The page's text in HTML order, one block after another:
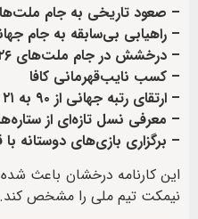
– صعود تاریخی به جام ملت‌های
– راهیابی بی‌سابقه به جام
– درخشش در جام ملت‌های ۲۰۲۶ و صعود دوباره به مرحله یک‌چهارم نهایی
– کسب نایب‌قهرمانی کافا
– ارتقای رتبه جهانی از ۹۰ به ۲۱ جهان
– معرفی نسل تازه‌ای از
– برگزاری بازی‌های دوستانه با
این کارنامه درخشان باعث
نیمکت تیم ملی را مشخص کند.